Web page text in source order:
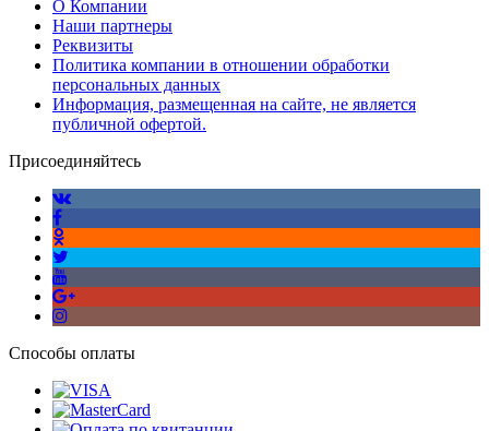
О Компании
Наши партнеры
Реквизиты
Политика компании в отношении обработки
персональных данных
Информация, размещенная на сайте, не является
публичной офертой.
Присоединяйтесь
Способы оплаты